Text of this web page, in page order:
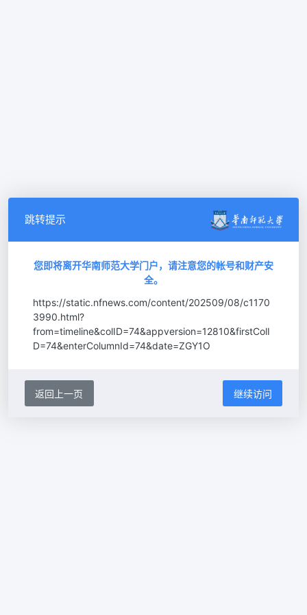
跳转提示
您即将离开华南师范大学门户，请注意您的帐号和财产安
全。
https://static.nfnews.com/content/202509/08/c1170
3990.html?
from=timeline&colID=74&appversion=12810&firstColI
D=74&enterColumnId=74&date=ZGY1O
返回上一页 继续访问